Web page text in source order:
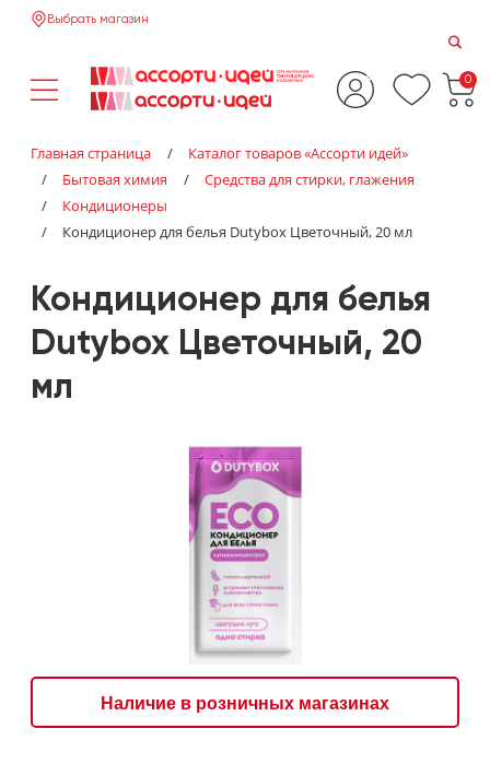
Выбрать магазин
0
Главная страница /
Каталог товаров «‎Ассорти идей»‎
/
Бытовая химия /
Средства для стирки, глажения
/
Кондиционеры
/
Кондиционер для белья Dutybox Цветочный, 20 мл
Кондиционер для белья
Dutybox Цветочный, 20
мл
Наличие в розничных магазинах